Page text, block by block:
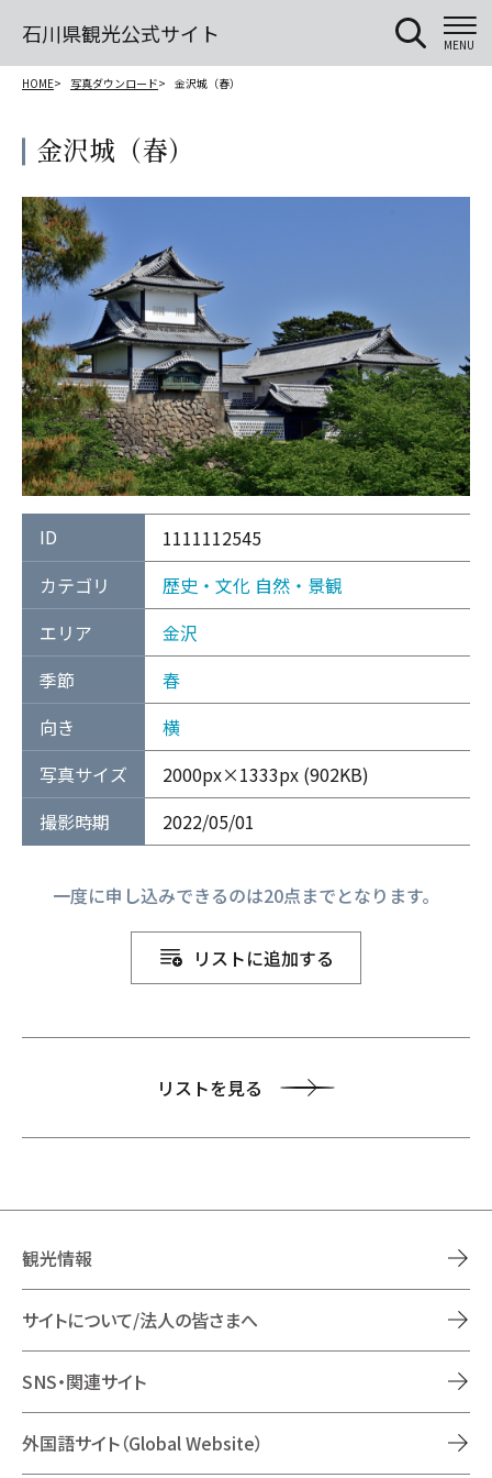
石川県観光公式サイト MENU
HOME 写真ダウンロード 金沢城（春）
金沢城（春）
ID
1111112545
カテゴリ
歴史・文化 自然・景観
エリア
金沢
季節
春
向き
横
写真サイズ
2000px×1333px (902KB)
撮影時期
2022/05/01
一度に申し込みできるのは20点までとなります。
リストに追加する
リストを見る
観光情報
サイトについて/法人の皆さまへ
SNS・関連サイト
外国語サイト（Global Website）